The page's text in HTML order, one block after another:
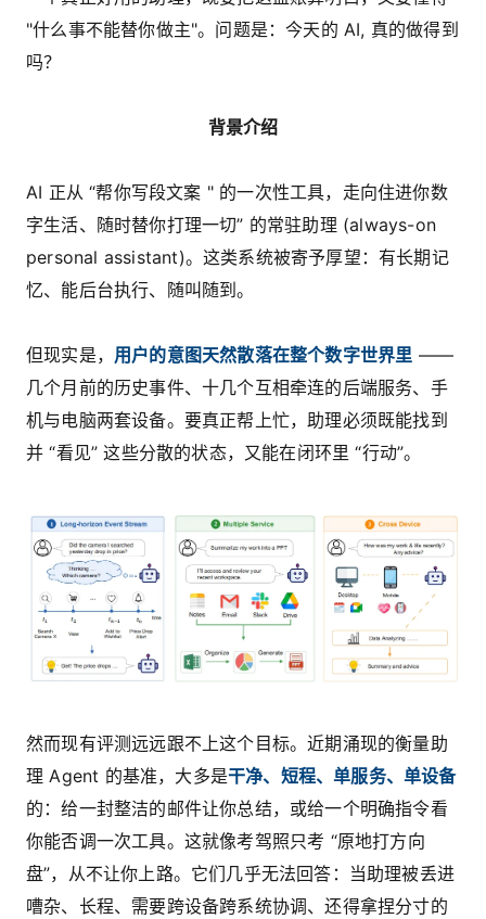
"什么事不能替你做主"。问题是：今天的 AI, 真的做得到
吗？
背景介绍
AI 正从 “帮你写段文案 " 的一次性工具，走向住进你数
字生活、随时替你打理一切” 的常驻助理 (always-on
personal assistant)。这类系统被寄予厚望：有长期记
忆、能后台执行、随叫随到。
但现实是， 用户的意图天然散落在整个数字世界里 ——
几个月前的历史事件、十几个互相牵连的后端服务、手
机与电脑两套设备。要真正帮上忙，助理必须既能找到
并 “看见” 这些分散的状态，又能在闭环里 “行动”。
然而现有评测远远跟不上这个目标。近期涌现的衡量助
理 Agent 的基准，大多是干净、短程、单服务、单设备
的：给一封整洁的邮件让你总结，或给一个明确指令看
你能否调一次工具。这就像考驾照只考 “原地打方向
盘”，从不让你上路。它们几乎无法回答：当助理被丢进
嘈杂、长程、需要跨设备跨系统协调、还得拿捏分寸的